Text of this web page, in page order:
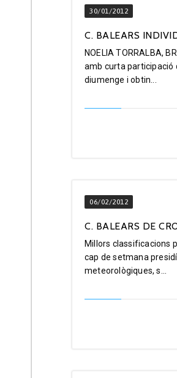
30/01/2012
C. BALEARS
NOELIA TORRALBA,
amb curta participació
diumenge i obtin...
06/02/2012
C. BALEARS DE
Millors classificacions
cap de setmana
meteorològiques, s...